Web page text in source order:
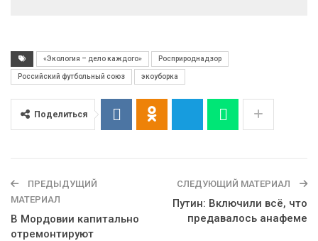
«Экология – дело каждого» Росприроднадзор
Российский футбольный союз экоуборка
Поделиться
ПРЕДЫДУЩИЙ
МАТЕРИАЛ
В Мордовии капитально
отремонтируют
СЛЕДУЮЩИЙ МАТЕРИАЛ
Путин: Включили всё, что
предавалось анафеме